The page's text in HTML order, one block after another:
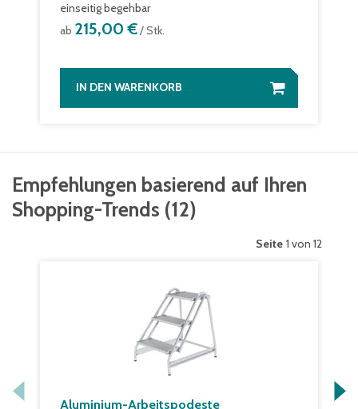
einseitig begehbar
ab 215,00 €/ Stk.
IN DEN WARENKORB
Empfehlungen basierend auf Ihren
Shopping-Trends (12)
Seite 1 von 12
Aluminium-Arbeitspodeste